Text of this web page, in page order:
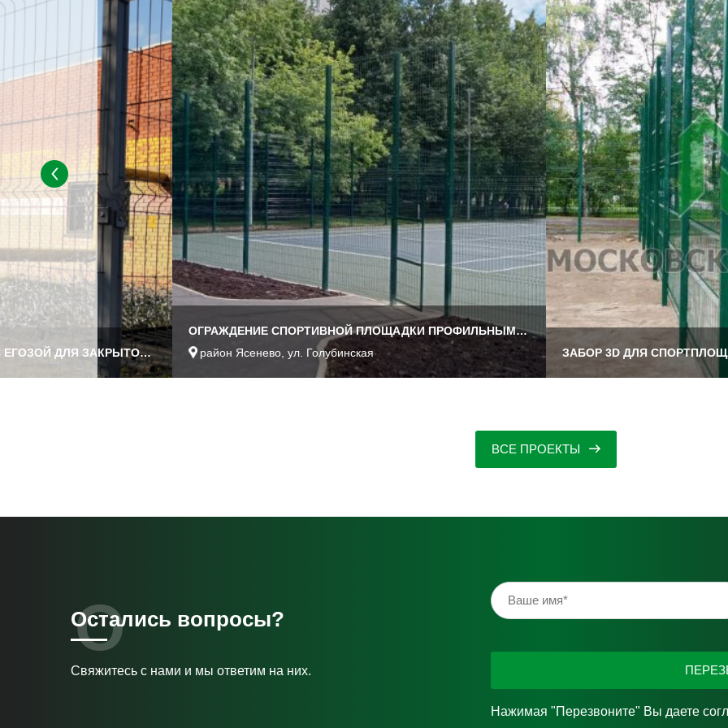
ОГРАЖДЕНИЕ ИЗ 3Д ПАНЕЛЕЙ С ЕГОЗОЙ ДЛЯ ЗАКРЫТОЙ ТЕРРИТОРИИ
ОГРАЖДЕНИЕ СПОРТИВНОЙ ПЛОЩАДКИ ПРОФИЛЬНЫМИ И 3Д СЕКЦИЯМИ
район Ясенево, ул. Голубинская
ЗАБОР 3D ДЛЯ
ВСЕ ПРОЕКТЫ
Остались вопросы?
Свяжитесь с нами и мы ответим на них.
Нажимая "Перезвоните" Вы даете